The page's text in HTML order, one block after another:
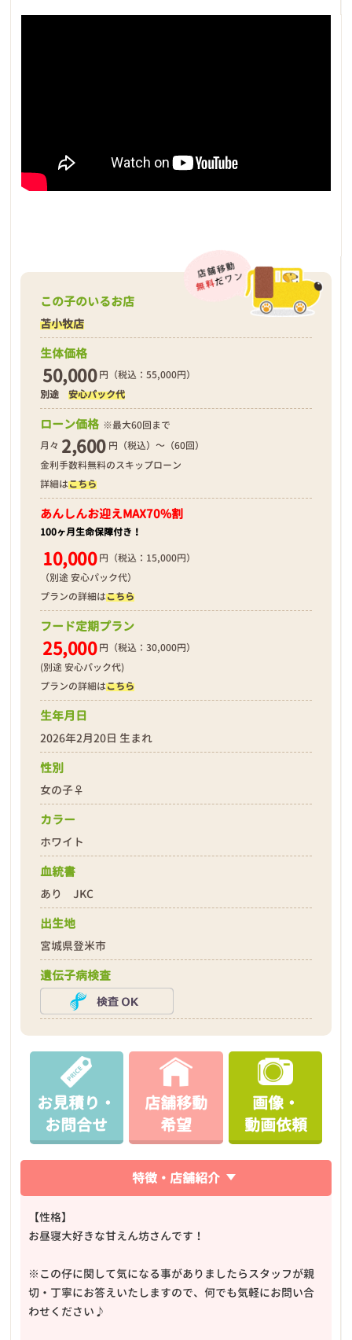
この子のいるお店
苫小牧店
生体価格
50,000 円（税込：55,000円）
別途安心パック代
ローン価格 ※最大60回まで
月々 2,600 円（税込）～（60回）
金利手数料無料のスキップローン
詳細はこちら
あんしんお迎えMAX70%割
100ヶ月生命保障付き！
10,000 円（税込：15,000円）
（別途 安心パック代）
プランの詳細はこちら
フード定期プラン
25,000 円（税込：30,000円）
(別途 安心パック代)
プランの詳細はこちら
生年月日
2026年2月20日 生まれ
性別
女の子♀
カラー
ホワイト
血統書
あり JKC
出生地
宮城県登米市
遺伝子病検査
お見積り・
お問合せ
店舗移動
希望
画像・
動画依頼
特徴・店舗紹介
【性格】
お昼寝大好きな甘えん坊さんです！
※この仔に関して気になる事がありましたらスタッフが親
切・丁寧にお答えいたしますので、何でも気軽にお問い合
わせください♪